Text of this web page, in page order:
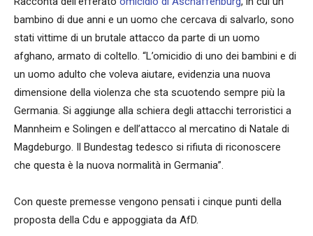
bambino di due anni e un uomo che cercava di salvarlo, sono
stati vittime di un brutale attacco da parte di un uomo
afghano, armato di coltello. “L’omicidio di uno dei bambini e di
un uomo adulto che voleva aiutare, evidenzia una nuova
dimensione della violenza che sta scuotendo sempre più la
Germania. Si aggiunge alla schiera degli attacchi terroristici a
Mannheim e Solingen e dell’attacco al mercatino di Natale di
Magdeburgo. Il Bundestag tedesco si rifiuta di riconoscere
che questa è la nuova normalità in Germania”.
Con queste premesse vengono pensati i cinque punti della
proposta della Cdu e appoggiata da AfD.